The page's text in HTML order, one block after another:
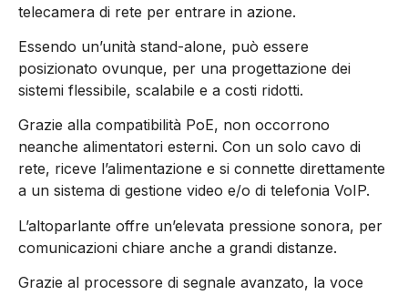
telecamera di rete per entrare in azione.
Essendo un’unità stand-alone, può essere
posizionato ovunque, per una progettazione dei
sistemi flessibile, scalabile e a costi ridotti.
Grazie alla compatibilità PoE, non occorrono
neanche alimentatori esterni. Con un solo cavo di
rete, riceve l’alimentazione e si connette direttamente
a un sistema di gestione video e/o di telefonia VoIP.
L’altoparlante offre un’elevata pressione sonora, per
comunicazioni chiare anche a grandi distanze.
Grazie al processore di segnale avanzato, la voce